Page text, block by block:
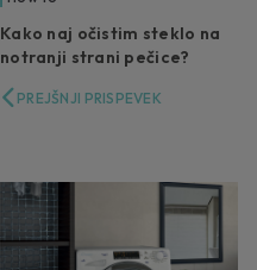
Kako naj očistim steklo na
notranji strani pečice?
PREJŠNJI PRISPEVEK